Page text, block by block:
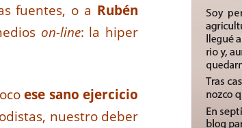
fuentes, o a Rubén
on-line: la hiper
ese sano ejercicio
nuestro deber